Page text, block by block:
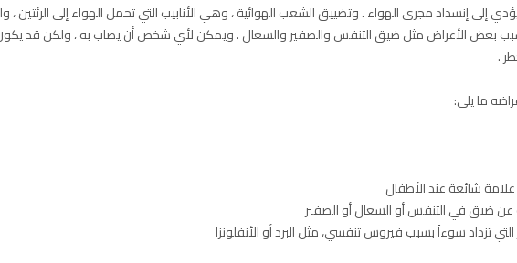
إلى إنسداد مجرى الهواء . وتضييق الشعب الهوائية ، وهي الأنابيب التي تحمل الهواء إلى الرئتين ،
بعض الأعراض مثل ضيق التنفس والصفير والسعال . ويمكن لأي شخص أن يصاب به ، ولكن قد
.
ما يلي:
علامة شائعة عند الأطفال
ضيق في التنفس أو السعال أو الصفير
تزداد سوءاً بسبب فيروس تنفسي، مثل البرد أو الأنفلونزا